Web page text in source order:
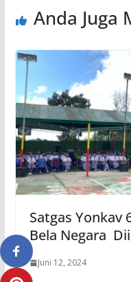
Anda Juga
Satgas Yonkav
Bela Negara
Juni 12, 2024